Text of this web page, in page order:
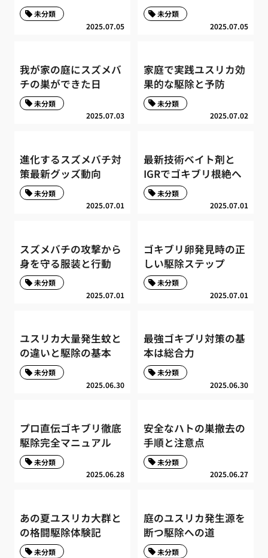
2025.07.05
未分類
2025.07.05
未分類
我が家の庭にスズメバ
チの巣ができた日
2025.07.03
未分類
家庭で実践ユスリカ効
果的な駆除と予防
2025.07.02
未分類
進化するスズメバチ対
策最新グッズ動向
2025.07.01
未分類
最新技術ベイト剤と
IGRでゴキブリ根絶へ
2025.07.01
未分類
スズメバチの攻撃から
身を守る服装と行動
2025.07.01
未分類
ゴキブリ卵発見時の正
しい駆除ステップ
2025.07.01
未分類
ユスリカ大量発生蚊と
の違いと駆除の基本
2025.06.30
未分類
最強ゴキブリ対策の基
本は総合力
2025.06.30
未分類
プロ直伝ゴキブリ徹底
駆除完全マニュアル
2025.06.28
未分類
安全なハトの巣撤去の
手順と注意点
2025.06.27
未分類
あの夏ユスリカ大群と
の格闘駆除体験記
未分類
庭のユスリカ発生源を
断つ駆除への道
未分類